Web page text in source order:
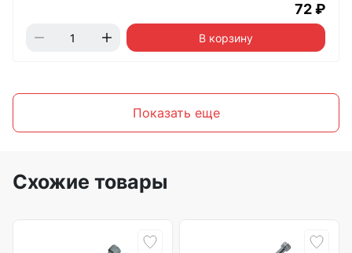
72 ₽
В корзину
Показать еще
Схожие товары